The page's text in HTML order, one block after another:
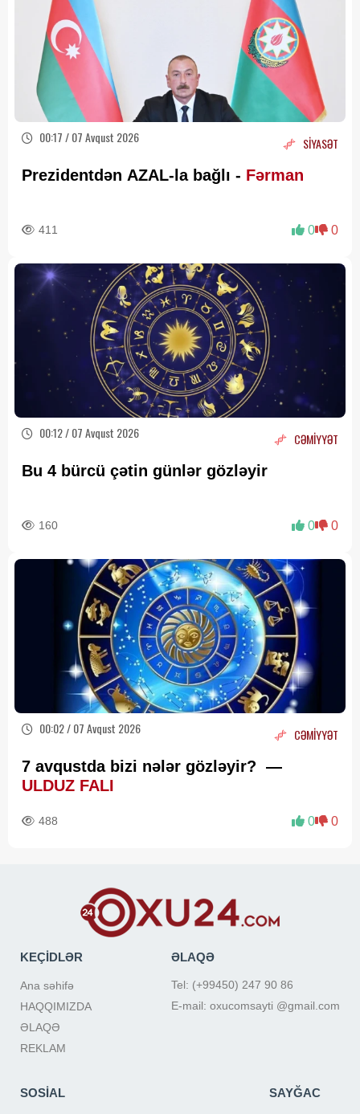
00:17 / 07 Avqust 2026 SİYASƏT
Prezidentdən AZAL-la bağlı - Fərman
411 0 0
00:12 / 07 Avqust 2026 CƏMİYYƏT
Bu 4 bürcü çətin günlər gözləyir
160 0 0
00:02 / 07 Avqust 2026 CƏMİYYƏT
7 avqustda bizi nələr gözləyir? —
ULDUZ FALI
488 0 0
KEÇİDLƏR
Ana səhifə
HAQQIMIZDA
ƏLAQƏ
REKLAM
ƏLAQƏ
Tel: (+99450) 247 90 86
E-mail: oxucomsayti @gmail.com
SOSİAL SAYĞAC